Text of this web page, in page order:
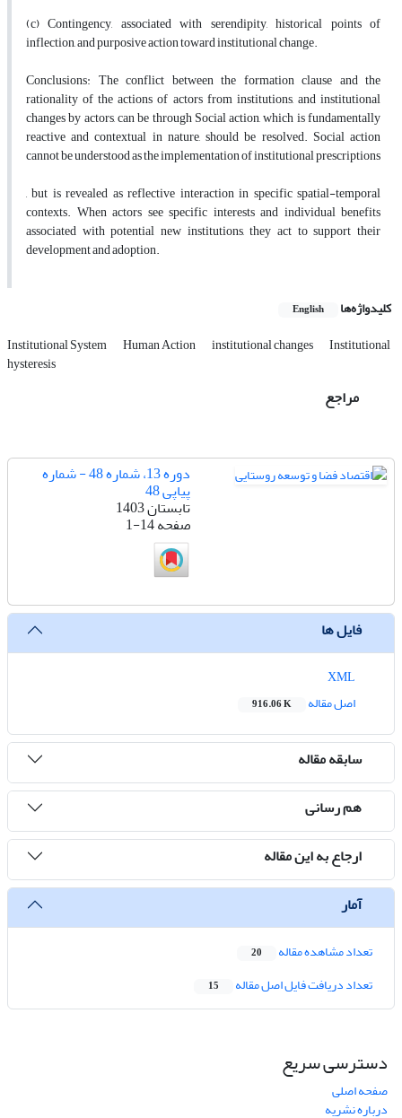
(c) Contingency, associated with serendipity, historical points of
inflection, and purposive action toward institutional change.
Conclusions: The conflict between the formation clause and the
rationality of the actions of actors from institutions, and institutional
changes by actors, can be through Social action, which is fundamentally
reactive and contextual in nature, should be resolved. Social action
cannot be understood as the implementation of institutional prescriptions
, but is revealed as reflective interaction in specific spatial-temporal
contexts. When actors see specific interests and individual benefits
associated with potential new institutions, they act to support their
development and adoption.
کلیدواژه‌ها English
Institutional System Human Action institutional changes Institutional
hysteresis
مراجع
دوره 13، شماره 48 - شماره
پیاپی 48
تابستان 1403
صفحه1-14
فایل ها
اصل مقاله
916.06 K
سابقه مقاله
هم رسانی
ارجاع به این مقاله
آمار
تعداد مشاهده مقاله 20
تعداد دریافت فایل اصل مقاله 15
دسترسی سریع
صفحه اصلی
درباره نشریه